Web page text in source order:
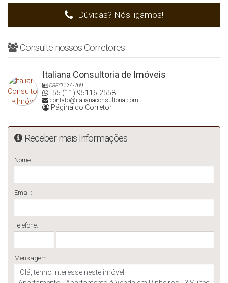
Dúvidas? Nós ligamos!
Consulte nossos Corretores
Italiana Consultoria de Imóveis
CRECI034-269
+55 (11) 95116-2558
contato@italianaconsultoria.com
Página do Corretor
Receber mais Informações
Nome:
Email:
Telefone:
Mensagem: